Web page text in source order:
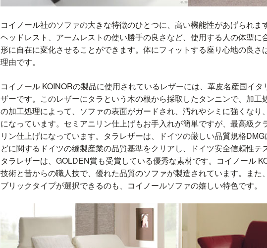
コイノール社のソファの大きな特徴のひとつに、高い機能性があげられま
ヘッドレスト、アームレストの使い勝手の良さなど、使用する人の体型に
形に自在に変化させることができます。体にフィットする座り心地の良さ
理由です。
コイノール KOINORの製品に使用されているレザーには、革皮名産国イ
ザーです。このレザーにタラという木の根から採取したタンニンで、加工
の加工処理によって、ソファの表面がガードされ、汚れやシミに強くなり
になっています。セミアニリン仕上げもお手入れが簡単ですが、最高級ク
リン仕上げになっています。タラレザーは、ドイツの厳しい品質規格
どに関するドイツの縫製産業の品質基準をクリアし、ドイツ安全信頼性テ
タラレザーは、GOLDEN賞も受賞している優秀な素材です。コイノール
技術と昔からの職人技で、優れた品質のソファが製造されています。また
ブリックタイプが選択できるのも、コイノールソファの嬉しい特色です。